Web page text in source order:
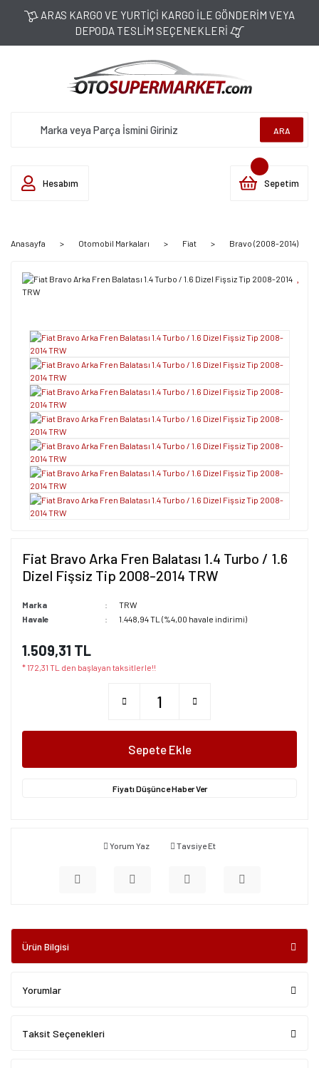
ARAS KARGO VE YURTİÇİ KARGO İLE GÖNDERİM VEYA
DEPODA TESLİM SEÇENEKLERİ
ARA
Hesabım Sepetim
Anasayfa Otomobil Markaları Fiat Bravo (2008-2014)
Fiat Bravo Arka Fren Balatası 1.4 Turbo / 1.6
Dizel Fişsiz Tip 2008-2014 TRW
Marka
TRW
Havale
1.448,94 TL (%4,00 havale indirimi)
1.509,31 TL
* 172,31 TL den başlayan taksitlerle!!
Sepete Ekle
Fiyatı Düşünce Haber Ver
Yorum Yaz Tavsiye Et
Ürün Bilgisi
Yorumlar
Taksit Seçenekleri